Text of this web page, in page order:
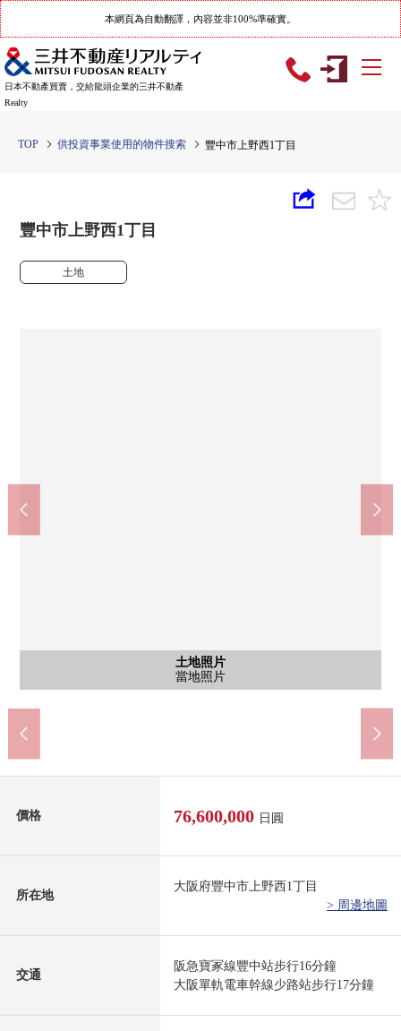
本網頁為自動翻譯，內容並非100%準確實。
日本不動產買賣，交給龍頭企業的三井不動產
Realty
TOP 供投資事業使用的物件搜索 豐中市上野西1丁目
豐中市上野西1丁目
土地
土地照片
當地照片
土地照片
當地照片
土地照片
當地照片
土地照片
當地照片
土地照片
當地照片
含有前面道路的外觀
前面道路
含有前面道路的外觀
前面道路
土地照片
當地照片
土地照片
當地照片
土地照片
當地照片
土地照片
當地照片
豐中站(阪急寶冢本線)(約1260m)
步行16分鐘
少路站(大阪單軌電車線)(約1325m)
步行17分鐘
LIFE豐中商店(約710m)
步行9分鐘
shiefukawakami東豐中商店(約1030m)
步行13分鐘
永存豐中本町商店(約820m)
步行11分鐘
SUNDRUG豐中上野商店(約380m)
步行5分鐘
豐中市立上野小學(約450m)
步行6分鐘
豐中市立第11中學(約2206m)
步行28分鐘
豐中上野西郵局(約60m)
步行1分鐘
價格 76,600,000 日圓
所在地
大阪府豐中市上野西1丁目
> 周邊地圖
交通
阪急寶冢線豐中站步行16分鐘
大阪單軌電車幹線少路站步行17分鐘